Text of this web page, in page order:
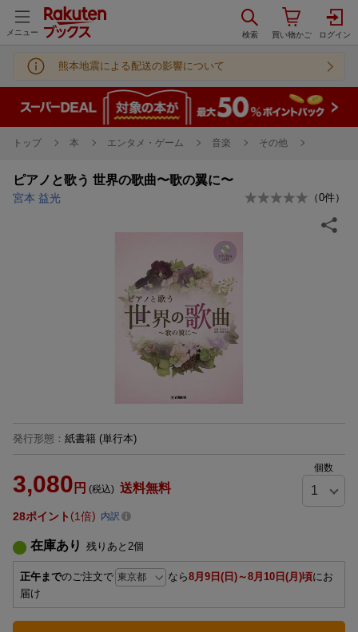
メニュー
熊本地震による配送の影響について
トップ 本 エンタメ・ゲーム 音楽 その他
ピアノと歌う 世界の歌曲〜歌の翼に〜
宮本 益光 （0件）
発行形態 ： 紙書籍 (単行本)
3,080 円 (税込) 送料無料
個数
28ポイント 1倍 内訳
在庫あり 残りあと 2個
正午までのご注文で なら8月9日(日)～8月10日(月)頃にお
届け